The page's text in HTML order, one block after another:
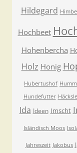
Hildegard
Hochbeet
Hohenbercha
Holz Honig
Hubertushof
Hundefutter
Ida Ideen Imscht
Isländisch Moos
Jahreszeit Jakobus